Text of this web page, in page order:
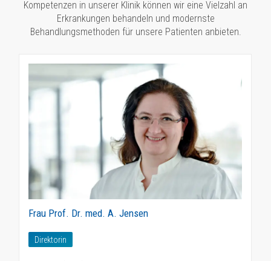
Kompetenzen in unserer Klinik können wir eine Vielzahl an
Erkrankungen behandeln und modernste
Behandlungsmethoden für unsere Patienten anbieten.
Frau Prof. Dr. med. A. Jensen
Direktorin